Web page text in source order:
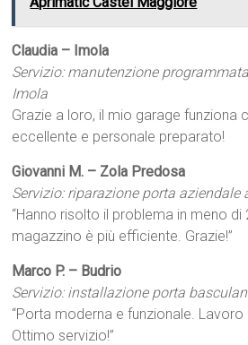
Claudia – Imola
Servizio: manutenzione
Imola
Grazie a loro, il mio garage funziona
eccellente e personale preparato!
Giovanni M. – Zola Predosa
Servizio: riparazione porta aziendale
“Hanno risolto il problema in meno
magazzino è più efficiente. Grazie!”
Marco P. – Budrio
Servizio: installazione porta
“Porta moderna e funzionale.
Ottimo servizio!”